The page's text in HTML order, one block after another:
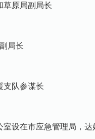
局副局长
局长
参谋长
设在市应急管理局，